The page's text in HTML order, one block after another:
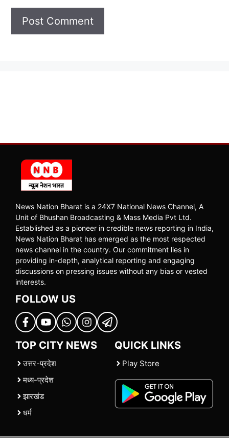
News Nation Bharat is a 24X7 National News Channel, A
Unit of Bhushan Broadcasting & Mass Media Pvt Ltd.
Established as a pioneer in credible news reporting in India,
News Nation Bharat has emerged as the most respected
news channel in the country. Our commitment lies in
providing in-depth, analytical reporting and engaging
discussions on pressing issues without any bias or vested
interests.
FOLLOW US
TOP CITY NEWS
उत्तर-प्रदेश
मध्य-प्रदेश
झारखंड
धर्म
QUICK LINKS
Play Store